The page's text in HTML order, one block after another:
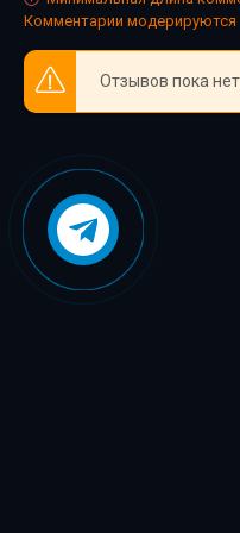
Комментарии модерируются
Отзывов пока